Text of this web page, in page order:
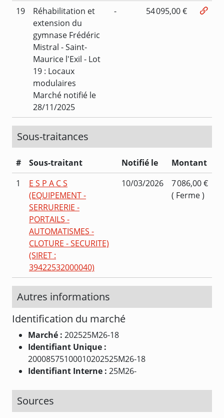
19
Réhabilitation et
extension du
gymnase Frédéric
Mistral - Saint-
Maurice l'Exil - Lot
19 : Locaux
modulaires
Marché notifié le
28/11/2025
- 54 095,00 €
Sous-traitances
# Sous-traitant Notifié le
Montant
1
E S P A C S
(EQUIPEMENT -
SERRURERIE -
PORTAILS -
AUTOMATISMES -
CLOTURE - SECURITE)
(SIRET :
39422532000040)
10/03/2026
7 086,00 €
( Ferme )
Autres informations
Identification du marché
Marché : 202525M26-18
Identifiant Unique :
20008575100010202525M26-18
Identifiant Interne : 25M26-
Sources